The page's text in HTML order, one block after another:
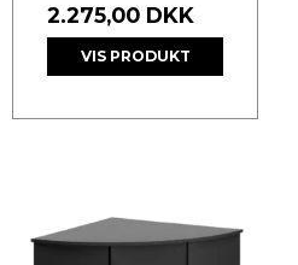
2.275,00 DKK
VIS PRODUKT